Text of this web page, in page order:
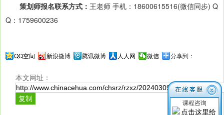
策划师报名联系方式： 王老师 手机：18600615516(微信同步) Q
Q：1759600236
QQ空间 新浪微博 腾讯微博 人人网 微信 分享到：
本文网址：
课程咨询